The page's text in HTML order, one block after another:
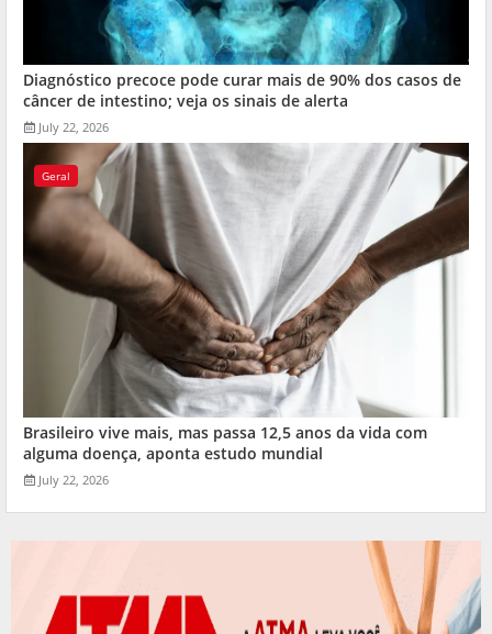
Diagnóstico precoce pode curar mais de 90% dos casos de
câncer de intestino; veja os sinais de alerta
July 22, 2026
Geral
Brasileiro vive mais, mas passa 12,5 anos da vida com
alguma doença, aponta estudo mundial
July 22, 2026